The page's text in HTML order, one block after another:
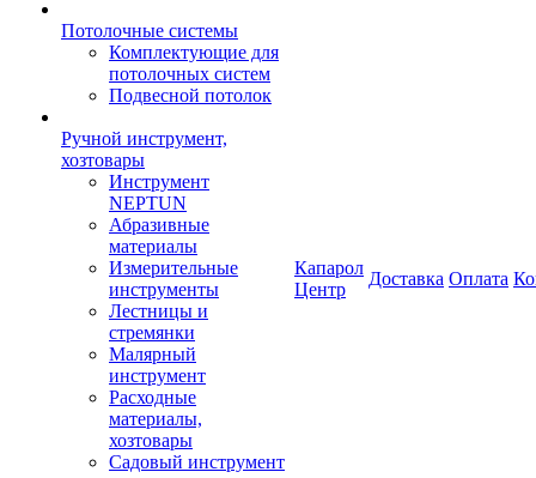
Потолочные системы
Комплектующие для
потолочных систем
Подвесной потолок
Ручной инструмент,
хозтовары
Инструмент
NEPTUN
Абразивные
материалы
Измерительные
инструменты
Лестницы и
стремянки
Малярный
инструмент
Расходные
материалы,
хозтовары
Садовый инструмент
Капарол
Центр
Доставка Оплата